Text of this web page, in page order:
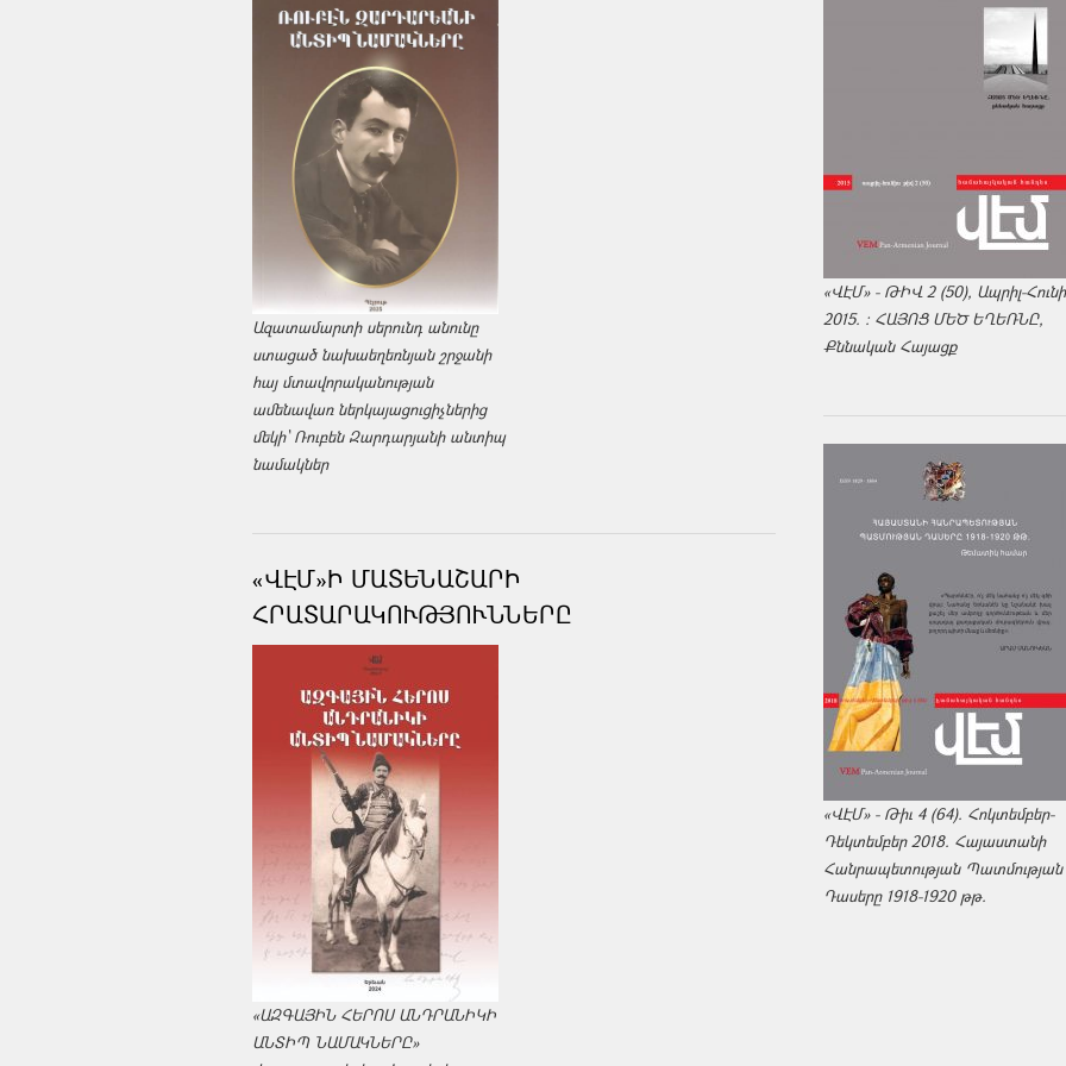
Ազատամարտի սերունդ անունը
ստացած նախաեղեռնյան շրջանի
հայ մտավորականության
ամենավառ ներկայացուցիչներից
մեկի՝ Ռուբեն Զարդարյանի անտիպ
նամակներ
«ՎԷՄ»Ի ՄԱՏԵՆԱՇԱՐԻ
ՀՐԱՏԱՐԱԿՈՒԹՅՈՒՆՆԵՐԸ
«ԱԶԳԱՅԻՆ ՀԵՐՈՍ ԱՆԴՐԱՆԻԿԻ
ԱՆՏԻՊ ՆԱՄԱԿՆԵՐԸ»
«ՎԷՄ» - ԹԻՎ 2 (50), Ապրիլ-
2015. : ՀԱՅՈՑ ՄԵԾ ԵՂԵՌՆԸ,
Քննական Հայացք
«ՎԷՄ» - Թիւ 4 (64). Հոկտեմբեր-
Դեկտեմբեր 2018. Հայաստանի
Հանրապետության Պատմության
Դասերը 1918-1920 թթ.